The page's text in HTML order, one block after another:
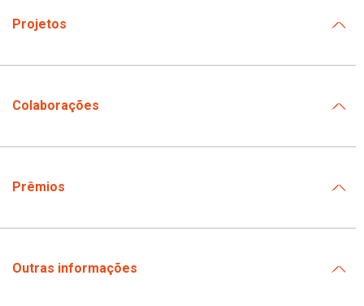
Projetos
Colaborações
Prêmios
Outras informações